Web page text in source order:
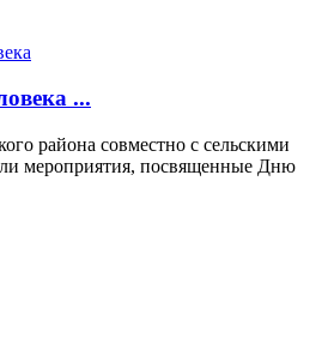
...
района совместно с сельскими
мероприятия, посвященные Дню